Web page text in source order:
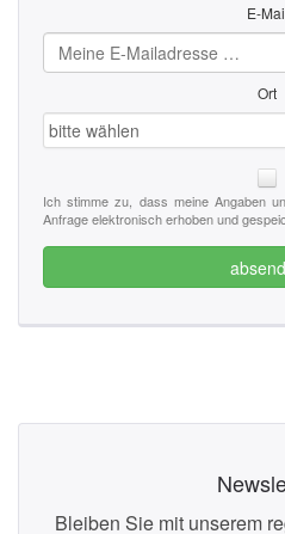
E-
Ort
bitte wählen
Ich stimme zu, dass meine Angaben
Anfrage elektronisch erhoben und
Bleiben Sie mit unserem